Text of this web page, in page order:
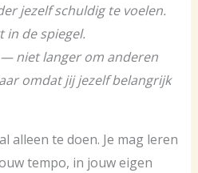
jezelf schuldig te voelen.
in de spiegel.
niet langer om anderen
omdat jij jezelf belangrijk
alleen te doen. Je mag leren
tempo, in jouw eigen